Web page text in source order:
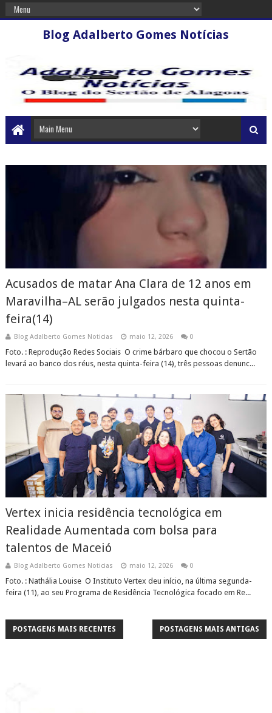
Blog Adalberto Gomes Notícias
Acusados de matar Ana Clara de 12 anos em
Maravilha–AL serão julgados nesta quinta-
feira(14)
Blog Adalberto Gomes Noticias maio 12, 2026 0
Foto. : Reprodução Redes Sociais O crime bárbaro que chocou o Sertão
levará ao banco dos réus, nesta quinta-feira (14), três pessoas denunc...
Vertex inicia residência tecnológica em
Realidade Aumentada com bolsa para
talentos de Maceió
Blog Adalberto Gomes Noticias maio 12, 2026 0
Foto. : Nathália Louise O Instituto Vertex deu início, na última segunda-
feira (11), ao seu Programa de Residência Tecnológica focado em Re...
POSTAGENS MAIS RECENTES POSTAGENS MAIS ANTIGAS